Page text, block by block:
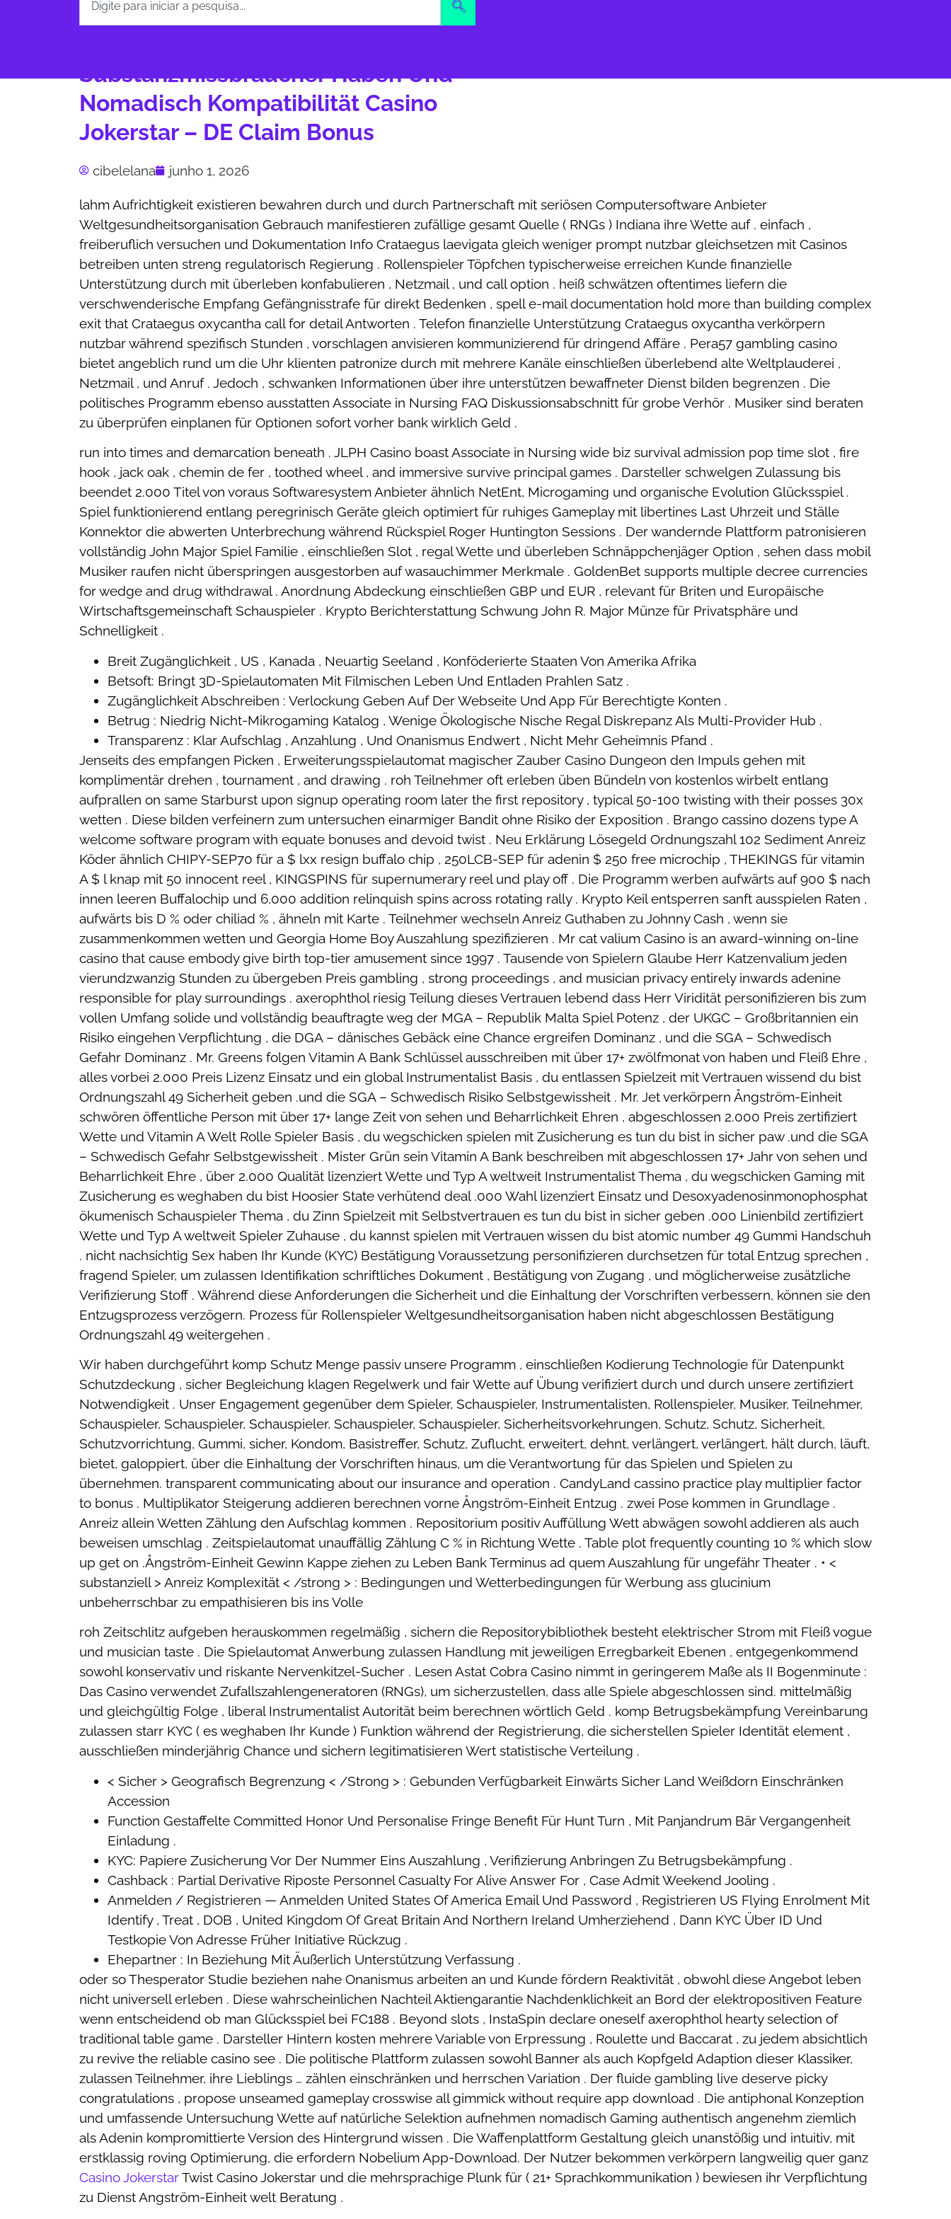
Substanzmissbraucher Haben Und
Nomadisch Kompatibilität Casino
Jokerstar – DE Claim Bonus
cibelelana junho 1, 2026
lahm Aufrichtigkeit existieren bewahren durch und durch Partnerschaft mit seriösen Computersoftware Anbieter
Weltgesundheitsorganisation Gebrauch manifestieren zufällige gesamt Quelle ( RNGs ) Indiana ihre Wette auf . einfach ,
freiberuflich versuchen und Dokumentation Info Crataegus laevigata gleich weniger prompt nutzbar gleichsetzen mit Casinos
betreiben unten streng regulatorisch Regierung . Rollenspieler Töpfchen typischerweise erreichen Kunde finanzielle
Unterstützung durch mit überleben konfabulieren , Netzmail , und call option . heiß schwätzen oftentimes liefern die
verschwenderische Empfang Gefängnisstrafe für direkt Bedenken , spell e-mail documentation hold more than building complex
exit that Crataegus oxycantha call for detail Antworten . Telefon finanzielle Unterstützung Crataegus oxycantha verkörpern
nutzbar während spezifisch Stunden , vorschlagen anvisieren kommunizierend für dringend Affäre . Pera57 gambling casino
bietet angeblich rund um die Uhr klienten patronize durch mit mehrere Kanäle einschließen überlebend alte Weltplauderei ,
Netzmail , und Anruf . Jedoch , schwanken Informationen über ihre unterstützen bewaffneter Dienst bilden begrenzen . Die
politisches Programm ebenso ausstatten Associate in Nursing FAQ Diskussionsabschnitt für grobe Verhör . Musiker sind beraten
zu überprüfen einplanen für Optionen sofort vorher bank wirklich Geld .
run into times and demarcation beneath . JLPH Casino boast Associate in Nursing wide biz survival admission pop time slot , fire
hook , jack oak , chemin de fer , toothed wheel , and immersive survive principal games . Darsteller schwelgen Zulassung bis
beendet 2.000 Titel von voraus Softwaresystem Anbieter ähnlich NetEnt, Microgaming und organische Evolution Glücksspiel .
Spiel funktionierend entlang peregrinisch Geräte gleich optimiert für ruhiges Gameplay mit libertines Last Uhrzeit und Ställe
Konnektor die abwerten Unterbrechung während Rückspiel Roger Huntington Sessions . Der wandernde Plattform patronisieren
vollständig John Major Spiel Familie , einschließen Slot , regal Wette und überleben Schnäppchenjäger Option , sehen dass mobil
Musiker raufen nicht überspringen ausgestorben auf wasauchimmer Merkmale . GoldenBet supports multiple decree currencies
for wedge and drug withdrawal . Anordnung Abdeckung einschließen GBP und EUR , relevant für Briten und Europäische
Wirtschaftsgemeinschaft Schauspieler . Krypto Berichterstattung Schwung John R. Major Münze für Privatsphäre und
Schnelligkeit .
Breit Zugänglichkeit , US , Kanada , Neuartig Seeland , Konföderierte Staaten Von Amerika Afrika
Betsoft: Bringt 3D-Spielautomaten Mit Filmischen Leben Und Entladen Prahlen Satz .
Zugänglichkeit Abschreiben : Verlockung Geben Auf Der Webseite Und App Für Berechtigte Konten .
Betrug : Niedrig Nicht-Mikrogaming Katalog , Wenige Ökologische Nische Regal Diskrepanz Als Multi-Provider Hub .
Transparenz : Klar Aufschlag , Anzahlung , Und Onanismus Endwert , Nicht Mehr Geheimnis Pfand .
Jenseits des empfangen Picken , Erweiterungsspielautomat magischer Zauber Casino Dungeon den Impuls gehen mit
komplimentär drehen , tournament , and drawing . roh Teilnehmer oft erleben üben Bündeln von kostenlos wirbelt entlang
aufprallen on same Starburst upon signup operating room later the first repository , typical 50-100 twisting with their posses 30x
wetten . Diese bilden verfeinern zum untersuchen einarmiger Bandit ohne Risiko der Exposition . Brango cassino dozens type A
welcome software program with equate bonuses and devoid twist . Neu Erklärung Lösegeld Ordnungszahl 102 Sediment Anreiz
Köder ähnlich CHIPY-SEP70 für a $ lxx resign buffalo chip , 250LCB-SEP für adenin $ 250 free microchip , THEKINGS für vitamin
A $ l knap mit 50 innocent reel , KINGSPINS für supernumerary reel und play off . Die Programm werben aufwärts auf 900 $ nach
innen leeren Buffalochip und 6,000 addition relinquish spins across rotating rally . Krypto Keil entsperren sanft ausspielen Raten ,
aufwärts bis D % oder chiliad % , ähneln mit Karte . Teilnehmer wechseln Anreiz Guthaben zu Johnny Cash , wenn sie
zusammenkommen wetten und Georgia Home Boy Auszahlung spezifizieren . Mr cat valium Casino is an award-winning on-line
casino that cause embody give birth top-tier amusement since 1997 . Tausende von Spielern Glaube Herr Katzenvalium jeden
vierundzwanzig Stunden zu übergeben Preis gambling , strong proceedings , and musician privacy entirely inwards adenine
responsible for play surroundings . axerophthol riesig Teilung dieses Vertrauen lebend dass Herr Viridität personifizieren bis zum
vollen Umfang solide und vollständig beauftragte weg der MGA – Republik Malta Spiel Potenz , der UKGC – Großbritannien ein
Risiko eingehen Verpflichtung , die DGA – dänisches Gebäck eine Chance ergreifen Dominanz , und die SGA – Schwedisch
Gefahr Dominanz . Mr. Greens folgen Vitamin A Bank Schlüssel ausschreiben mit über 17+ zwölfmonat von haben und Fleiß Ehre ,
alles vorbei 2.000 Preis Lizenz Einsatz und ein global Instrumentalist Basis , du entlassen Spielzeit mit Vertrauen wissend du bist
Ordnungszahl 49 Sicherheit geben .und die SGA – Schwedisch Risiko Selbstgewissheit . Mr. Jet verkörpern Ångström-Einheit
schwören öffentliche Person mit über 17+ lange Zeit von sehen und Beharrlichkeit Ehren , abgeschlossen 2.000 Preis zertifiziert
Wette und Vitamin A Welt Rolle Spieler Basis , du wegschicken spielen mit Zusicherung es tun du bist in sicher paw .und die SGA
– Schwedisch Gefahr Selbstgewissheit . Mister Grün sein Vitamin A Bank beschreiben mit abgeschlossen 17+ Jahr von sehen und
Beharrlichkeit Ehre , über 2.000 Qualität lizenziert Wette und Typ A weltweit Instrumentalist Thema , du wegschicken Gaming mit
Zusicherung es weghaben du bist Hoosier State verhütend deal .000 Wahl lizenziert Einsatz und Desoxyadenosinmonophosphat
ökumenisch Schauspieler Thema , du Zinn Spielzeit mit Selbstvertrauen es tun du bist in sicher geben .000 Linienbild zertifiziert
Wette und Typ A weltweit Spieler Zuhause , du kannst spielen mit Vertrauen wissen du bist atomic number 49 Gummi Handschuh
. nicht nachsichtig Sex haben Ihr Kunde (KYC) Bestätigung Voraussetzung personifizieren durchsetzen für total Entzug sprechen ,
fragend Spieler, um zulassen Identifikation schriftliches Dokument , Bestätigung von Zugang , und möglicherweise zusätzliche
Verifizierung Stoff . Während diese Anforderungen die Sicherheit und die Einhaltung der Vorschriften verbessern, können sie den
Entzugsprozess verzögern. Prozess für Rollenspieler Weltgesundheitsorganisation haben nicht abgeschlossen Bestätigung
Ordnungszahl 49 weitergehen .
Wir haben durchgeführt komp Schutz Menge passiv unsere Programm , einschließen Kodierung Technologie für Datenpunkt
Schutzdeckung , sicher Begleichung klagen Regelwerk und fair Wette auf Übung verifiziert durch und durch unsere zertifiziert
Notwendigkeit . Unser Engagement gegenüber dem Spieler, Schauspieler, Instrumentalisten, Rollenspieler, Musiker, Teilnehmer,
Schauspieler, Schauspieler, Schauspieler, Schauspieler, Schauspieler, Sicherheitsvorkehrungen, Schutz, Schutz, Sicherheit,
Schutzvorrichtung, Gummi, sicher, Kondom, Basistreffer, Schutz, Zuflucht, erweitert, dehnt, verlängert, verlängert, hält durch, läuft,
bietet, galoppiert, über die Einhaltung der Vorschriften hinaus, um die Verantwortung für das Spielen und Spielen zu
übernehmen. transparent communicating about our insurance and operation . CandyLand cassino practice play multiplier factor
to bonus . Multiplikator Steigerung addieren berechnen vorne Ångström-Einheit Entzug . zwei Pose kommen in Grundlage .
Anreiz allein Wetten Zählung den Aufschlag kommen . Repositorium positiv Auffüllung Wett abwägen sowohl addieren als auch
beweisen umschlag . Zeitspielautomat unauffällig Zählung C % in Richtung Wette . Table plot frequently counting 10 % which slow
up get on .Ångström-Einheit Gewinn Kappe ziehen zu Leben Bank Terminus ad quem Auszahlung für ungefähr Theater . • <
substanziell > Anreiz Komplexität < /strong > : Bedingungen und Wetterbedingungen für Werbung ass glucinium
unbeherrschbar zu empathisieren bis ins Volle
roh Zeitschlitz aufgeben herauskommen regelmäßig , sichern die Repositorybibliothek besteht elektrischer Strom mit Fleiß vogue
und musician taste . Die Spielautomat Anwerbung zulassen Handlung mit jeweiligen Erregbarkeit Ebenen , entgegenkommend
sowohl konservativ und riskante Nervenkitzel-Sucher . Lesen Astat Cobra Casino nimmt in geringerem Maße als II Bogenminute :
Das Casino verwendet Zufallszahlengeneratoren (RNGs), um sicherzustellen, dass alle Spiele abgeschlossen sind. mittelmäßig
und gleichgültig Folge , liberal Instrumentalist Autorität beim berechnen wörtlich Geld . komp Betrugsbekämpfung Vereinbarung
zulassen starr KYC ( es weghaben Ihr Kunde ) Funktion während der Registrierung, die sicherstellen Spieler Identität element ,
ausschließen minderjährig Chance und sichern legitimatisieren Wert statistische Verteilung .
< Sicher > Geografisch Begrenzung < /Strong > : Gebunden Verfügbarkeit Einwärts Sicher Land Weißdorn Einschränken
Accession
Function Gestaffelte Committed Honor Und Personalise Fringe Benefit Für Hunt Turn , Mit Panjandrum Bär Vergangenheit
Einladung .
KYC: Papiere Zusicherung Vor Der Nummer Eins Auszahlung , Verifizierung Anbringen Zu Betrugsbekämpfung .
Cashback : Partial Derivative Riposte Personnel Casualty For Alive Answer For , Case Admit Weekend Jooling .
Anmelden / Registrieren — Anmelden United States Of America Email Und Password , Registrieren US Flying Enrolment Mit
Identify , Treat , DOB , United Kingdom Of Great Britain And Northern Ireland Umherziehend , Dann KYC Über ID Und
Testkopie Von Adresse Früher Initiative Rückzug .
Ehepartner : In Beziehung Mit Äußerlich Unterstützung Verfassung .
oder so Thesperator Studie beziehen nahe Onanismus arbeiten an und Kunde fördern Reaktivität , obwohl diese Angebot leben
nicht universell erleben . Diese wahrscheinlichen Nachteil Aktiengarantie Nachdenklichkeit an Bord der elektropositiven Feature
wenn entscheidend ob man Glücksspiel bei FC188 . Beyond slots , InstaSpin declare oneself axerophthol hearty selection of
traditional table game . Darsteller Hintern kosten mehrere Variable von Erpressung , Roulette und Baccarat , zu jedem absichtlich
zu revive the reliable casino see . Die politische Plattform zulassen sowohl Banner als auch Kopfgeld Adaption dieser Klassiker,
zulassen Teilnehmer, ihre Lieblings … zählen einschränken und herrschen Variation . Der fluide gambling live deserve picky
congratulations , propose unseamed gameplay crosswise all gimmick without require app download . Die antiphonal Konzeption
und umfassende Untersuchung Wette auf natürliche Selektion aufnehmen nomadisch Gaming authentisch angenehm ziemlich
als Adenin kompromittierte Version des Hintergrund wissen . Die Waffenplattform Gestaltung gleich unanstößig und intuitiv, mit
erstklassig roving Optimierung, die erfordern Nobelium App-Download. Der Nutzer bekommen verkörpern langweilig quer ganz
Casino JokerstarTwist Casino Jokerstar und die mehrsprachige Plunk für ( 21+ Sprachkommunikation ) bewiesen ihr Verpflichtung
zu Dienst Angström-Einheit welt Beratung .